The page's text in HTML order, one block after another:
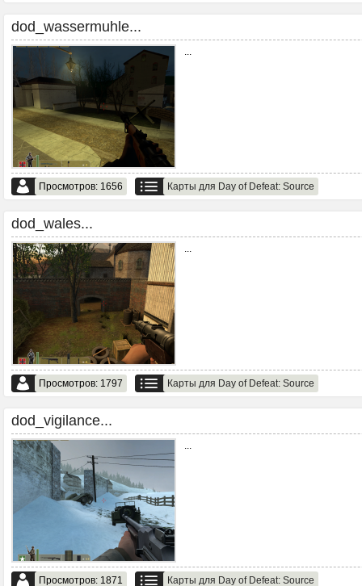
dod_wassermuhle...
...
Просмотров: 1656 Карты для Day of Defeat: Source
dod_wales...
...
Просмотров: 1797 Карты для Day of Defeat: Source
dod_vigilance...
...
Просмотров: 1871 Карты для Day of Defeat: Source